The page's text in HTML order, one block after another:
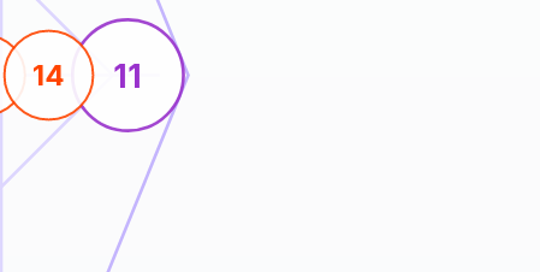
11
14